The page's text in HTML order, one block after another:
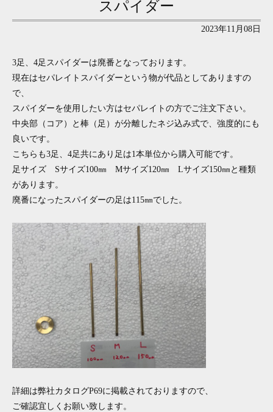
スパイダー
2023年11月08日
3足、4足スパイダーは廃番となっております。
現在はセパレイトスパイダーという物が代品としてありますの
で、
スパイダーを使用したい方はセパレイトの方でご注文下さい。
中央部（コア）と棒（足）が分離したネジ込み式で、強度的にも
良いです。
こちらも3足、4足共にあり足は1本単位から購入可能です。
足サイズ Sサイズ100㎜ Mサイズ120㎜ Lサイズ150㎜と種類
があります。
廃番になったスパイダーの足は115㎜でした。
詳細は弊社カタログP69に掲載されておりますので、
ご確認宜しくお願い致します。